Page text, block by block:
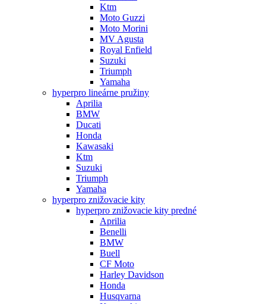
Ktm
Moto Guzzi
Moto Morini
MV Agusta
Royal Enfield
Suzuki
Triumph
Yamaha
hyperpro lineárne pružiny
Aprilia
BMW
Ducati
Honda
Kawasaki
Ktm
Suzuki
Triumph
Yamaha
hyperpro znižovacie kity
hyperpro znižovacie kity predné
Aprilia
Benelli
BMW
Buell
CF Moto
Harley Davidson
Honda
Husqvarna